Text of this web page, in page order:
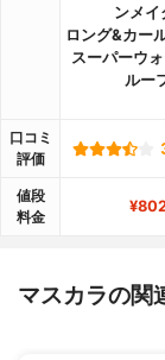
ンメイ
ロング&カー
スーパーウ
ルー
口コミ
評価
値段
料金
マスカラの関